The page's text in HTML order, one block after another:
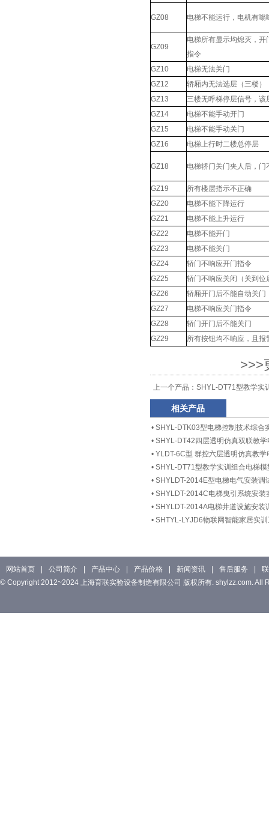
GZ08 电梯不能运行，电机有嗡
GZ09
电梯所有显示均熄灭，开
指令
GZ10
电梯无法关门
GZ12
轿厢内无法选层（三楼）
GZ13
三楼无呼梯停层信号，该
GZ14
电梯不能手动开门
GZ15
电梯不能手动关门
GZ16
电梯上行时二楼总停层
GZ18 电梯轿门关门夹人后，门
GZ19
所有楼层指示不正确
GZ20
电梯不能下降运行
GZ21
电梯不能上升运行
GZ22
电梯不能开门
GZ23
电梯不能关门
GZ24
轿门不响应开门指令
GZ25
轿门不响应关闭（关到位
GZ26
轿厢开门后不能自动关门
GZ27
电梯不响应关门指令
GZ28
轿门开门后不能关门
GZ29
所有按钮均不响应，且报
>>>
上一个产品： SHYL-DT71型教学实
相关产品
• SHYL-DTK03型电梯控制技术综合
• SHYL-DT42四层透明仿真双联教学
• YLDT-6C型 群控六层透明仿真教学
• SHYL-DT71型教学实训组合电梯模
• SHYLDT-2014E型电梯电气安装调
• SHYLDT-2014C电梯曳引系统安装
• SHYLDT-2014A电梯井道设施安装
• SHTYL-LYJD6物联网智能家居实
网站首页 公司简介 产品中心 产品价格 新闻资讯 售后服务
© Copyright 2012~2024 上海育联实验设备制造有限公司 版权所有. shylzz.com. All